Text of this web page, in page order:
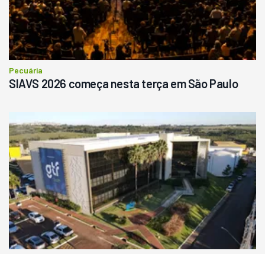
Pecuária
SIAVS 2026 começa nesta terça em São Paulo